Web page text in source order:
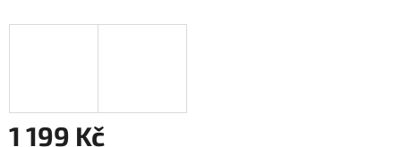
1 199 Kč